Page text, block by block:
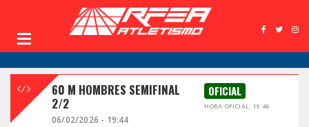
60 M HOMBRES SEMIFINAL
2/2
OFICIAL
HORA OFICIAL: 19:46
06/02/2026 - 19:44